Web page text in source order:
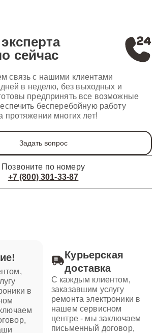
сейчас
связь с нашими клиентами
дней в неделю, без выходных и
предпринять все возможные
бесперебойную работу
протяжении многих лет!
Задать вопрос
Позвоните по номеру
+7 (800) 301-33-87
в
Курьерская
доставка
С каждым клиентом,
заказавшим услугу
ремонта электроники в
нашем сервисном
центре - мы заключаем
письменный договор,